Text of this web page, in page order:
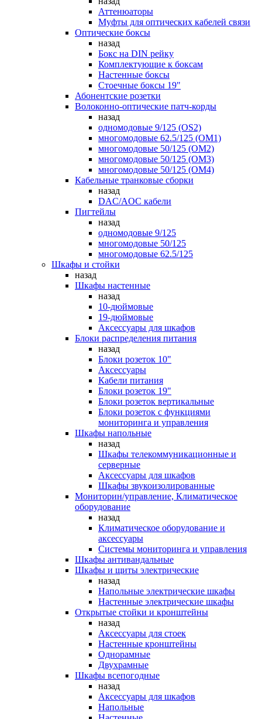
Аттенюаторы
Муфты для оптических кабелей связи
Оптические боксы
назад
Бокс на DIN рейку
Комплектующие к боксам
Настенные боксы
Стоечные боксы 19"
Абонентские розетки
Волоконно-оптические патч-корды
назад
одномодовые 9/125 (OS2)
многомодовые 62.5/125 (OM1)
многомодовые 50/125 (OM2)
многомодовые 50/125 (OM3)
многомодовые 50/125 (OM4)
Кабельные транковые сборки
назад
DAC/AOC кабели
Пигтейлы
назад
одномодовые 9/125
многомодовые 50/125
многомодовые 62.5/125
Шкафы и стойки
назад
Шкафы настенные
назад
10-дюймовые
19-дюймовые
Аксессуары для шкафов
Блоки распределения питания
назад
Блоки розеток 10"
Аксессуары
Кабели питания
Блоки розеток 19"
Блоки розеток вертикальные
Блоки розеток с функциями
мониторинга и управления
Шкафы напольные
назад
Шкафы телекоммуникационные и
серверные
Аксессуары для шкафов
Шкафы звукоизолированные
Мониторин/управление, Климатическое
оборудование
назад
Климатическое оборудование и
аксессуары
Системы мониторинга и управления
Шкафы антивандальные
Шкафы и щиты электрические
назад
Напольные электрические шкафы
Настенные электрические шкафы
Открытые стойки и кронштейны
назад
Аксессуары для стоек
Настенные кронштейны
Однорамные
Двухрамные
Шкафы всепогодные
назад
Аксессуары для шкафов
Напольные